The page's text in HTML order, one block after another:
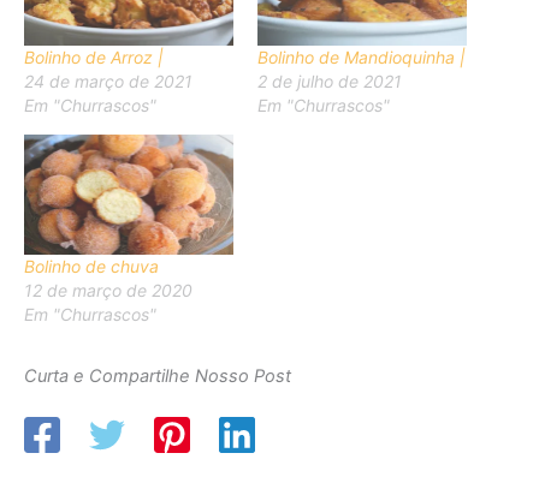
Bolinho de Arroz |
24 de março de 2021
Em "Churrascos"
Bolinho de Mandioquinha |
2 de julho de 2021
Em "Churrascos"
Bolinho de chuva
12 de março de 2020
Em "Churrascos"
Curta e Compartilhe Nosso Post